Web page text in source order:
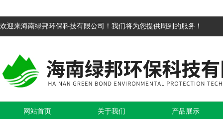
欢迎来海南绿邦环保科技有限公司！我们将为您提供周到的服务！
网站首页 关于我们 产品展示